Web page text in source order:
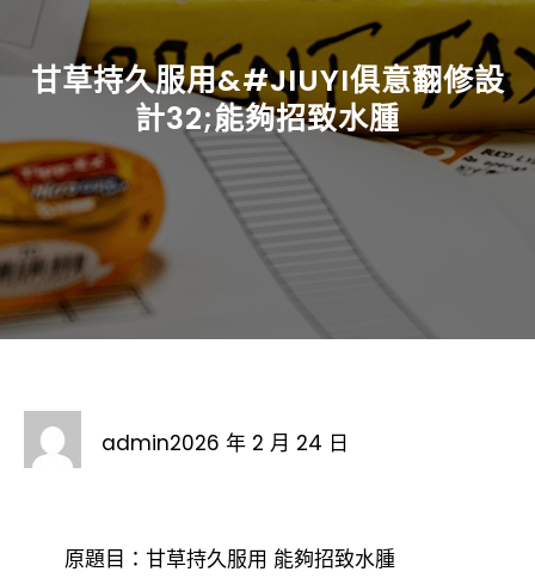
甘草持久服用&#JIUYI俱意翻修設
計32;能夠招致水腫
admin2026 年 2 月 24 日
原題目：甘草持久服用 能夠招致水腫